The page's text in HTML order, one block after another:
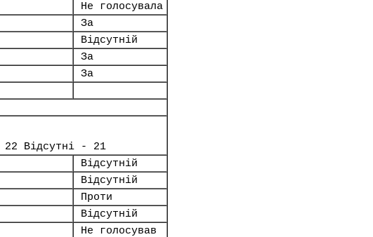
Не голосувала
За
Відсутній
За
За
Відсутні - 21
Відсутній
Відсутній
Проти
Відсутній
Не голосував